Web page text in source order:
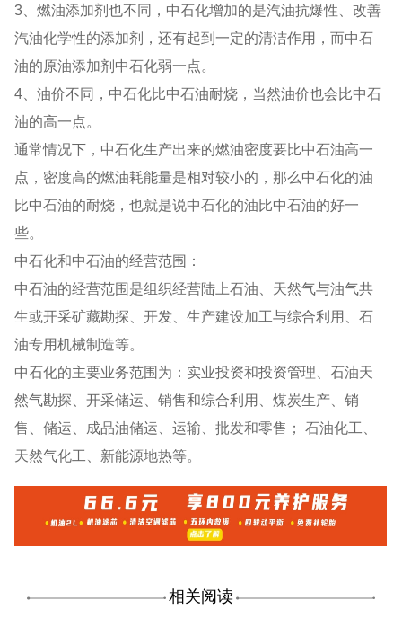
3、燃油添加剂也不同，中石化增加的是汽油抗爆性、改善
汽油化学性的添加剂，还有起到一定的清洁作用，而中石
油的原油添加剂中石化弱一点。
4、油价不同，中石化比中石油耐烧，当然油价也会比中石
油的高一点。
通常情况下，中石化生产出来的燃油密度要比中石油高一
点，密度高的燃油耗能量是相对较小的，那么中石化的油
比中石油的耐烧，也就是说中石化的油比中石油的好一
些。
中石化和中石油的经营范围：
中石油的经营范围是组织经营陆上石油、天然气与油气共
生或开采矿藏勘探、开发、生产建设加工与综合利用、石
油专用机械制造等。
中石化的主要业务范围为：实业投资和投资管理、石油天
然气勘探、开采储运、销售和综合利用、煤炭生产、销
售、储运、成品油储运、运输、批发和零售； 石油化工、
天然气化工、新能源地热等。
相关阅读